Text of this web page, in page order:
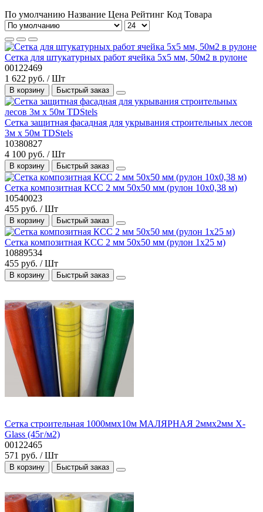
По умолчанию Название Цена Рейтинг Код Товара
Сетка для штукатурных работ ячейка 5х5 мм, 50м2 в рулоне
00122469
1 622 руб. / Шт
В корзину Быстрый заказ
Сетка защитная фасадная для укрывания строительных лесов
3м х 50м TDStels
10380827
4 100 руб. / Шт
В корзину Быстрый заказ
Сетка композитная КСС 2 мм 50х50 мм (рулон 10х0,38 м)
10540023
455 руб. / Шт
В корзину Быстрый заказ
Сетка композитная КСС 2 мм 50х50 мм (рулон 1х25 м)
10889534
455 руб. / Шт
В корзину Быстрый заказ
Сетка строительная 1000ммх10м МАЛЯРНАЯ 2ммх2мм X-
Glass (45г/м2)
00122465
571 руб. / Шт
В корзину Быстрый заказ